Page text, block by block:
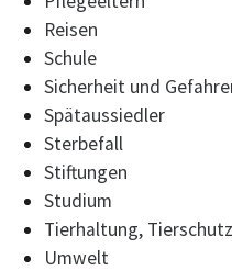
Reisen
Schule
Sicherheit und
Spätaussiedler
Sterbefall
Stiftungen
Studium
Tierhaltung,
Umwelt